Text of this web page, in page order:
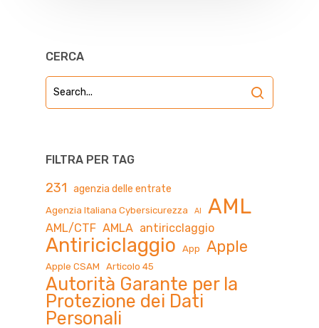
CERCA
FILTRA PER TAG
231 agenzia delle entrate
Agenzia Italiana Cybersicurezza AI AML
AML/CTF AMLA antiricclaggio
Antiriciclaggio App Apple
Apple CSAM Articolo 45
Autorità Garante per la
Protezione dei Dati
Personali